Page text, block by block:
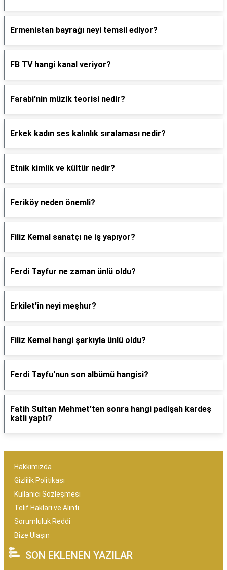
Ermenistan bayrağı neyi temsil ediyor?
FB TV hangi kanal veriyor?
Farabi'nin müzik teorisi nedir?
Erkek kadın ses kalınlık sıralaması nedir?
Etnik kimlik ve kültür nedir?
Feriköy neden önemli?
Filiz Kemal sanatçı ne iş yapıyor?
Ferdi Tayfur ne zaman ünlü oldu?
Erkilet'in neyi meşhur?
Filiz Kemal hangi şarkıyla ünlü oldu?
Ferdi Tayfu'nun son albümü hangisi?
Fatih Sultan Mehmet'ten sonra hangi padişah kardeş
katli yaptı?
Hakkımızda
Gizlilik Politikası
Kullanıcı Sözleşmesi
Telif Hakları ve Alıntı
Sorumluluk Reddi
Bize Ulaşın
SON EKLENEN YAZILAR